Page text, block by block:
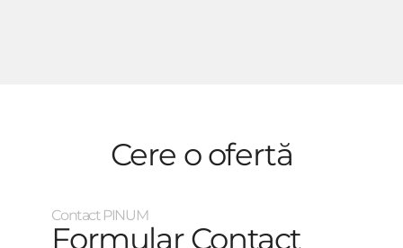
Cere o ofertă
Contact PINUM
Formular Contact